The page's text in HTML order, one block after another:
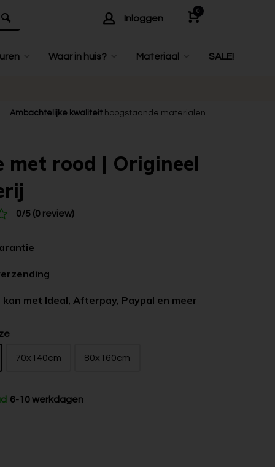
Inloggen
0
Waar in huis? Materiaal SALE!
Ambachtelijke kwaliteit hoogstaande materialen
met rood | Origineel
0/5 (0 review)
met Ideal, Afterpay, Paypal en meer
70x140cm 80x160cm
6-10 werkdagen